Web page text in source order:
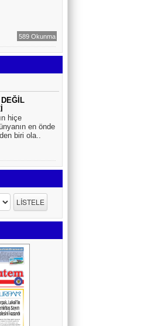
589 Okunma
hiçe
en önde
biri ola..